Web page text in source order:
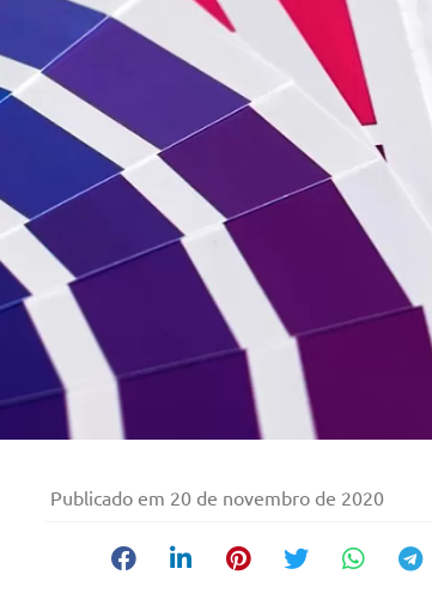
Publicado em 20 de novembro de 2020